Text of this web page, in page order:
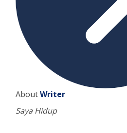
AboutWriter
Saya Hidup